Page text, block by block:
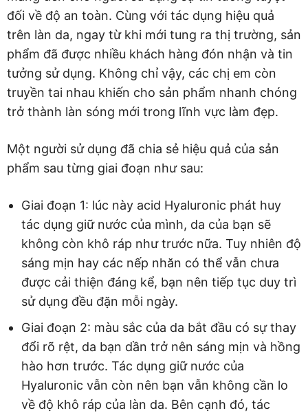
đối về độ an toàn. Cùng với tác dụng hiệu quả
trên làn da, ngay từ khi mới tung ra thị trường, sản
phẩm đã được nhiều khách hàng đón nhận và tin
tưởng sử dụng. Không chỉ vậy, các chị em còn
truyền tai nhau khiến cho sản phẩm nhanh chóng
trở thành làn sóng mới trong lĩnh vực làm đẹp.
Một người sử dụng đã chia sẻ hiệu quả của sản
phẩm sau từng giai đoạn như sau:
Giai đoạn 1: lúc này acid Hyaluronic phát huy
tác dụng giữ nước của mình, da của bạn sẽ
không còn khô ráp như trước nữa. Tuy nhiên độ
sáng mịn hay các nếp nhăn có thể vẫn chưa
được cải thiện đáng kể, bạn nên tiếp tục duy trì
sử dụng đều đặn mỗi ngày.
Giai đoạn 2: màu sắc của da bắt đầu có sự thay
đổi rõ rệt, da bạn dần trở nên sáng mịn và hồng
hào hơn trước. Tác dụng giữ nước của
Hyaluronic vẫn còn nên bạn vẫn không cần lo
về độ khô ráp của làn da. Bên cạnh đó, tác